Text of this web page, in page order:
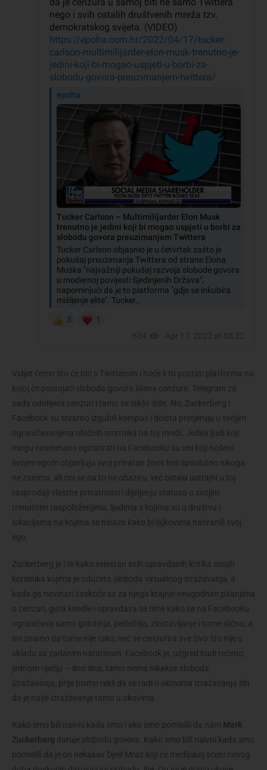
Vidjet ćemo što će biti s Twitterom i hoće li to postati platforma na
kojoj će postojati sloboda govora lišena cenzure. Telegram za
sada odolijeva cenzuri i tamo se lakše diše. No, Zuckerberg i
Facebook su stvarno izgubili kompas i doista pretjeruju u svojim
ograničavanjima običnih smrtnika na toj mreži. Jedini ljudi koji
mogu nesmetano egzistirati na Facebooku su oni koji nošeni
svojim egom objavljuju svoj privatan život koji apsolutno nikoga
ne zanima, ali oni se na to ne obaziru, već ostaju ustrajni u toj
rasprodaji vlastite privatnosti i dijeljenju statusa o svojim
trenutnim raspoloženjima, ljudima s kojima su u društvu i
lokacijama na kojima se nalaze kako bi lajkovima nahranili svoj
ego.
Zuckerberg je i te kako svjestan svih opravdanih kritika svojih
korisnika kojima je oduzeta sloboda virtualnog izražavanja, a
kada ga novinari zaskoče sa za njega krajnje neugodnim pitanjima
o cenzuri, guta knedle i opravdava se time kako se na Facebooku
ograničava samo golotinja, pedofilija, zlostavljanje i tome slično, a
svi znamo da tome nije tako, već se cenzurira sve živo što nije u
skladu sa zadanim narativom. Facebook je, uzgred budi rečeno,
jednom riječju – dno dna, tamo nema nikakve sloboda
izražavanja, prije bismo rekli da se radi o okovima izražavanja iliti
da je naše izražavanje tamo u okovima.
Kako smo bili naivni kada smo i ako smo pomislili da nam Mark
Zuckerberg daruje slobodu govora. Kako smo bili naivni kada smo
pomislili da je on nekakav Djed Mraz koji će medijskoj sceni novog